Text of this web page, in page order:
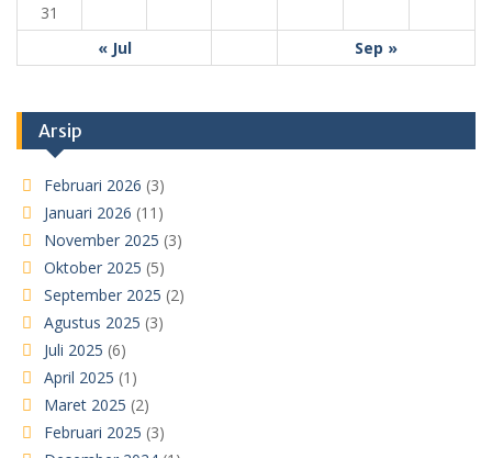
31
« Jul
Sep »
Arsip
Februari 2026 (3)
Januari 2026 (11)
November 2025 (3)
Oktober 2025 (5)
September 2025 (2)
Agustus 2025 (3)
Juli 2025 (6)
April 2025 (1)
Maret 2025 (2)
Februari 2025 (3)